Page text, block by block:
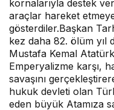
kornalarıyla destek
araçlar hareket
gösterdiler.Başkan
kez daha 82. ölüm
Mustafa Kemal
Emperyalizme karşı,
savaşını
hukuk devleti olan
eden büyük Atamıza